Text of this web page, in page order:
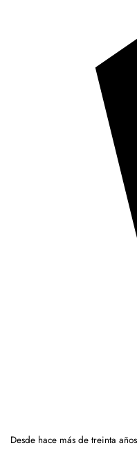
Desde hace más de treinta